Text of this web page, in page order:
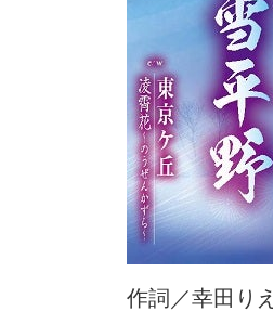
作詞／幸田りえ